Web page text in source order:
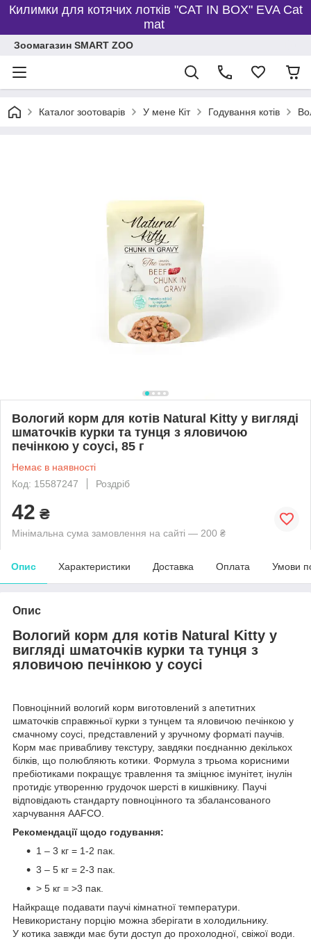
Килимки для котячих лотків "CAT IN BOX" EVA Cat
mat
Зоомагазин SMART ZOO
Каталог зоотоварів У мене Кіт Годування котів
Вологий корм для котів Natural Kittу у вигляді
шматочків курки та тунця з яловичою
печінкою у соусі, 85 г
Немає в наявності
Код: 15587247
Роздріб
42 ₴
Мінімальна сума замовлення на сайті — 200 ₴
Опис Характеристики Доставка Оплата Умови
Опис
Вологий корм для котів Natural Kittу у
вигляді шматочків курки та тунця з
яловичою печінкою у соусі
Повноцінний вологий корм виготовлений з апетитних
шматочків справжньої курки з тунцем та яловичою печінкою у
смачному соусі, представлений у зручному форматі паучів.
Корм має привабливу текстуру, завдяки поєднанню декількох
білків, що полюбляють котики. Формула з трьома корисними
пребіотиками покращує травлення та зміцнює імунітет, інулін
протидіє утворенню грудочок шерсті в кишківнику. Паучі
відповідають стандарту повноцінного та збалансованого
харчування AAFCO.
Рекомендації щодо годування:
1 – 3 кг = 1-2 пак.
3 – 5 кг = 2-3 пак.
> 5 кг = >3 пак.
Найкраще подавати паучі кімнатної температури.
Невикористану порцію можна зберігати в холодильнику.
У котика завжди має бути доступ до прохолодної, свіжої води.